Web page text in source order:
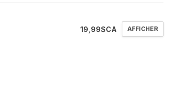
19,99$CA AFFICHER